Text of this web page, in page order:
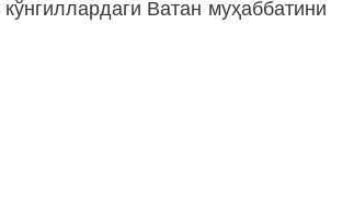
Ватан муҳаббатини